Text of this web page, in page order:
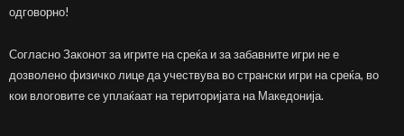
одговорно!
Согласно Законот за игрите на среќа и за забавните игри не е
дозволено физичко лице да учествува во странски игри на среќа, во
кои влоговите се уплаќаат на територијата на Македонија.